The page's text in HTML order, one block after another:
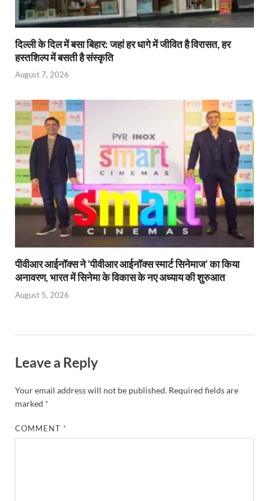
दिल्ली के दिल में बसा बिहार: जहां हर धागे में जीवित है विरासत, हर
हस्तशिल्प में बसती है संस्कृति
August 7, 2026
पीवीआर आईनॉक्स ने ‘पीवीआर आईनॉक्स स्मार्ट सिनेमाज’ का किया
अनावरण, भारत में सिनेमा के विकास के नए अध्याय की शुरुआत
August 5, 2026
Leave a Reply
Your email address will not be published. Required fields are
marked *
COMMENT *